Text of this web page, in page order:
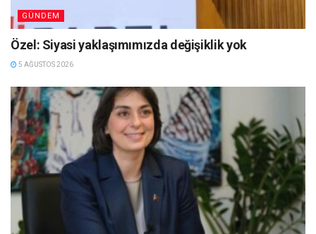
GÜNDEM
Özel: Siyasi yaklaşımımızda değişiklik yok
5 AĞUSTOS 2026